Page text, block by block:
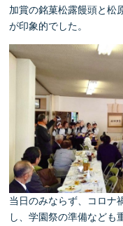
加賞の銘菓松露饅頭と松
が印象的でした。
当日のみならず、コロナ
し、学園祭の準備なども